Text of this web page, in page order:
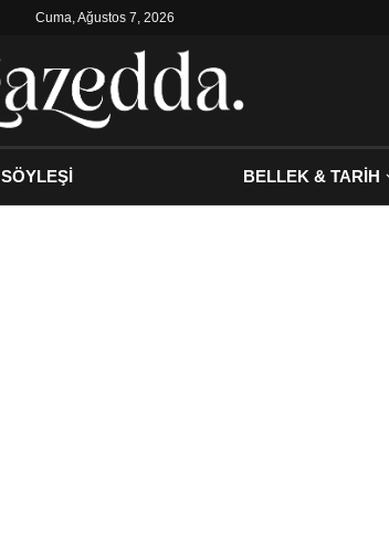
Cuma, Ağustos 7, 2026
SÖYLEŞİ BELLEK & TARİH